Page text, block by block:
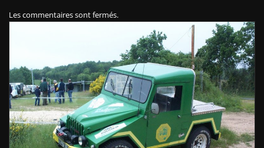
Les commentaires sont fermés.